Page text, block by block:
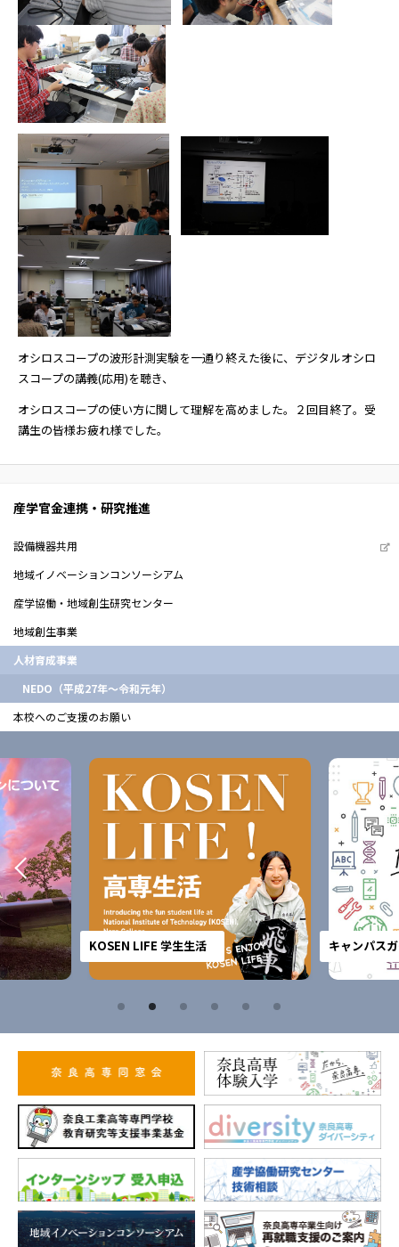
オシロスコープの波形計測実験を一通り終えた後に、デジタルオシロ
スコープの講義(応用)を聴き、
オシロスコープの使い方に関して理解を高めました。２回目終了。受
講生の皆様お疲れ様でした。
産学官金連携・研究推進
設備機器共用
地域イノベーションコンソーシアム
産学協働・地域創生研究センター
地域創生事業
人材育成事業
NEDO（平成27年～令和元年）
本校へのご支援のお願い
KOSEN LIFE 学生生活 キャンパス